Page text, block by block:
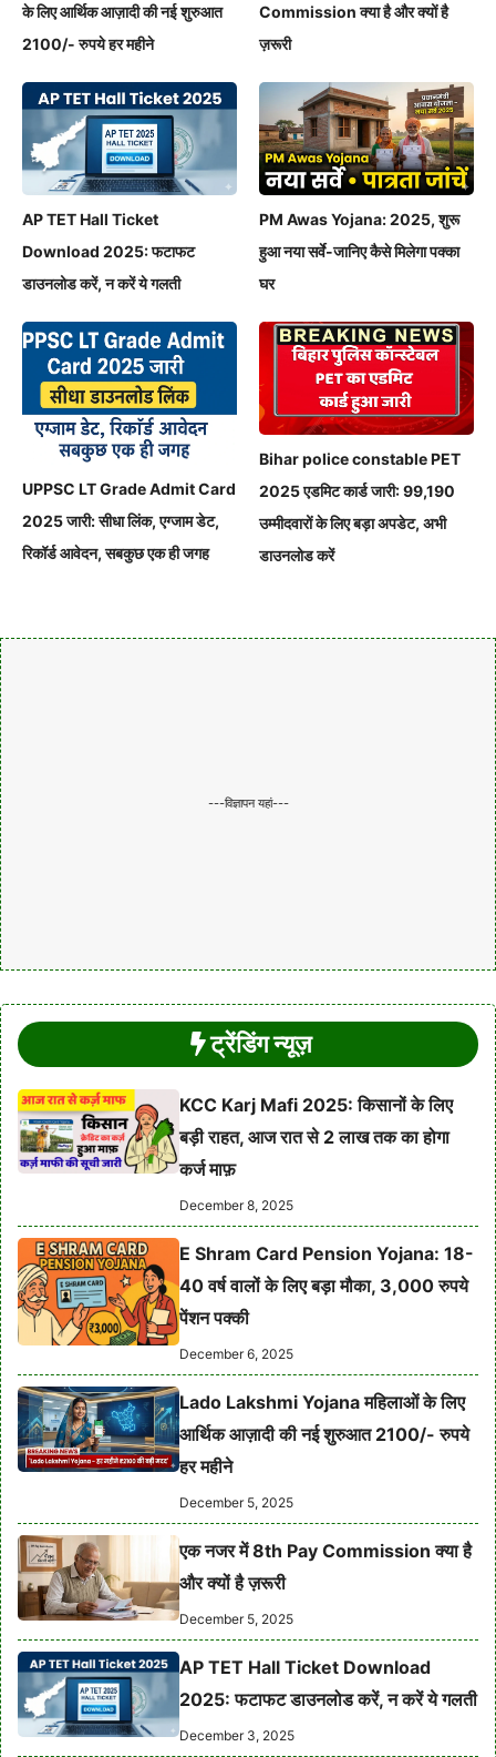
के लिए आर्थिक आज़ादी की नई शुरुआत
2100/- रुपये हर महीने
Commission क्या है और क्यों है
ज़रूरी
AP TET Hall Ticket
Download 2025: फटाफट
डाउनलोड करें, न करें ये गलती
PM Awas Yojana: 2025, शुरू
हुआ नया सर्वे-जानिए कैसे मिलेगा पक्का
घर
UPPSC LT Grade Admit Card
2025 जारी: सीधा लिंक, एग्जाम डेट,
रिकॉर्ड आवेदन, सबकुछ एक ही जगह
Bihar police constable PET
2025 एडमिट कार्ड जारी: 99,190
उम्मीदवारों के लिए बड़ा अपडेट, अभी
डाउनलोड करें
---विज्ञापन यहां---
ट्रेंडिंग न्यूज़
KCC Karj Mafi 2025: किसानों के लिए
बड़ी राहत, आज रात से 2 लाख तक का होगा
कर्ज माफ़
December 8, 2025
E Shram Card Pension Yojana: 18-
40 वर्ष वालों के लिए बड़ा मौका, 3,000 रुपये
पेंशन पक्की
December 6, 2025
Lado Lakshmi Yojana महिलाओं के लिए
आर्थिक आज़ादी की नई शुरुआत 2100/- रुपये
हर महीने
December 5, 2025
एक नजर में 8th Pay Commission क्या है
और क्यों है ज़रूरी
December 5, 2025
AP TET Hall Ticket Download
2025: फटाफट डाउनलोड करें, न करें ये गलती
December 3, 2025